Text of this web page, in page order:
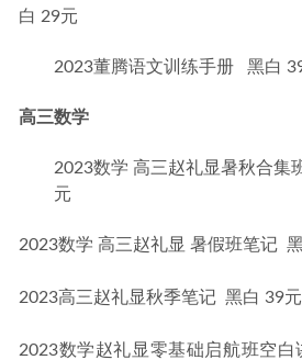
白 29元
2023董腾语文训练手册 黑白
高三数学
2023数学 高三赵礼显暑秋合
元
2023数学 高三赵礼显 暑假班笔记
2023高三赵礼显秋季笔记  黑白 39元
2023数学赵礼显零基础启航班空白讲